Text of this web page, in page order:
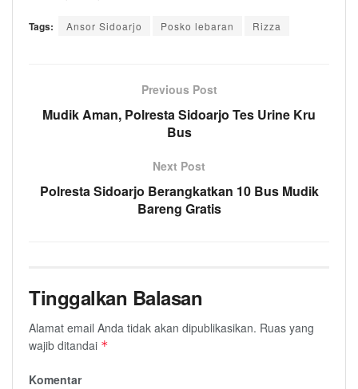
Tags: Ansor Sidoarjo Posko lebaran Rizza
Previous Post
Mudik Aman, Polresta Sidoarjo Tes Urine Kru
Bus
Next Post
Polresta Sidoarjo Berangkatkan 10 Bus Mudik
Bareng Gratis
Tinggalkan Balasan
Alamat email Anda tidak akan dipublikasikan. Ruas yang
wajib ditandai *
Komentar